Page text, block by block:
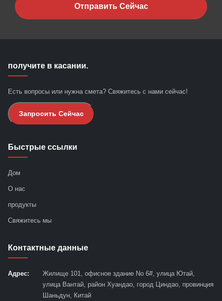
Отправить Сейчас
получите в касании.
Есть вопросы или нужна смета? Свяжитесь с нами сейчас!
Запросить Сейчас
Быстрые ссылки
Дом
О нас
продукты
Свяжитесь мы
Контактные данные
Адрес:
Жилище 101, офисное здание No 6#, улица Ютай,
улица Вантай, район Хуандао, город Циндао, провинция
Шаньдун, Китай